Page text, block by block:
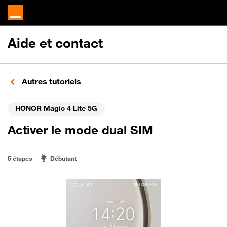
Aide et contact
Autres tutoriels
HONOR Magic 4 Lite 5G
Activer le mode dual SIM
5 étapes Débutant